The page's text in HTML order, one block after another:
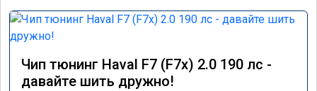
Чип тюнинг Haval F7 (F7x) 2.0 190 лс -
давайте шить дружно!